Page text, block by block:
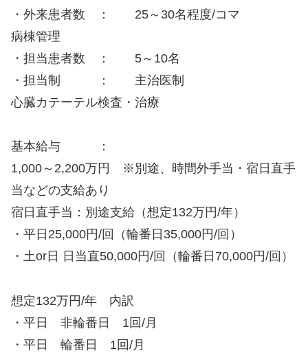
・外来患者数 ： 25～30名程度/コマ
病棟管理
・担当患者数 ： 5～10名
・担当制 ： 主治医制
心臓カテーテル検査・治療
基本給与 ：
1,000～2,200万円 ※別途、時間外手当・宿日直手
当などの支給あり
宿日直手当：別途支給（想定132万円/年）
・平日25,000円/回（輪番日35,000円/回）
・土or日 日当直50,000円/回（輪番日70,000円/回）
想定132万円/年 内訳
・平日 非輪番日 1回/月
・平日 輪番日 1回/月